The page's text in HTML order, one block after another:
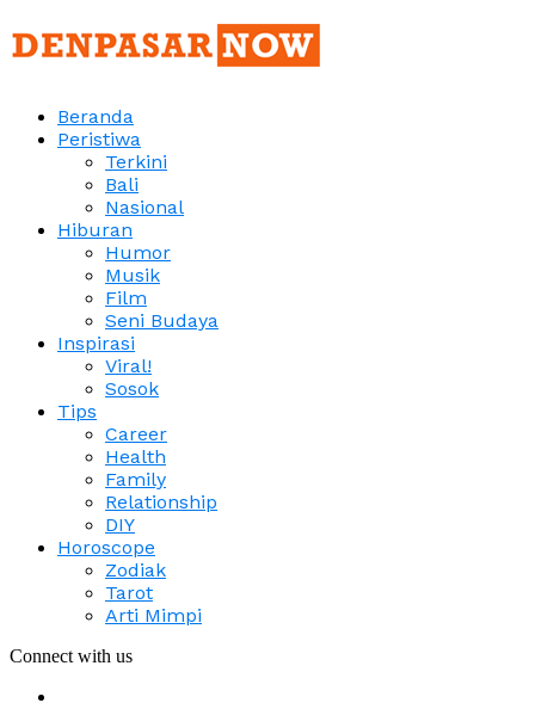
Beranda
Peristiwa
Terkini
Bali
Nasional
Hiburan
Humor
Musik
Film
Seni Budaya
Inspirasi
Viral!
Sosok
Tips
Career
Health
Family
Relationship
DIY
Horoscope
Zodiak
Tarot
Arti Mimpi
Connect with us